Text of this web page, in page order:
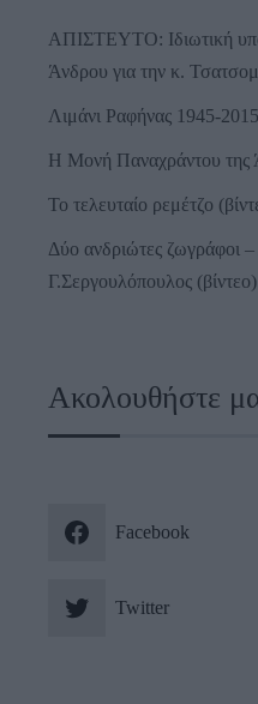
ΑΠΙΣΤΕΥΤΟ: Ιδιωτική
Άνδρου για την κ.
Λιμάνι Ραφήνας 1945-
Η Μονή Παναχράντου της
Το τελευταίο ρεμέτζο
Δύο ανδριώτες ζωγράφοι
Γ.Σεργουλόπουλος (βίντεο)
Ακολουθήστε
Facebook
Twitter